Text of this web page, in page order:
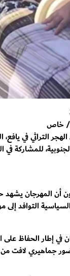
/ خاص
التراثي في
للمشاركة في
أن المهرجان
التوافد
في إطار الحفاظ على
جماهيري لافت